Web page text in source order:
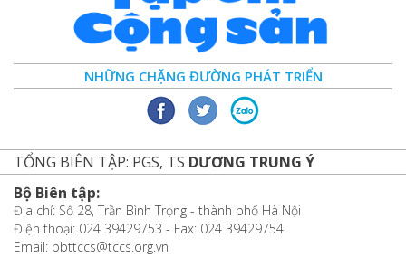
NHỮNG CHẶNG ĐƯỜNG PHÁT TRIỂN
TỔNG BIÊN TẬP: PGS, TS DƯƠNG TRUNG Ý
Bộ Biên tập:
Địa chỉ: Số 28, Trần Bình Trọng - thành phố Hà Nội
Điện thoại: 024 39429753 - Fax: 024 39429754
Email: bbttccs@tccs.org.vn